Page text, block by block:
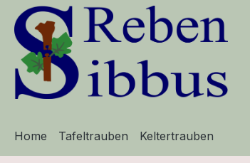
Hauptinhalt springen
Zur Suche springen
Zur Hauptnavigation springen
Home Tafeltrauben Keltertrauben